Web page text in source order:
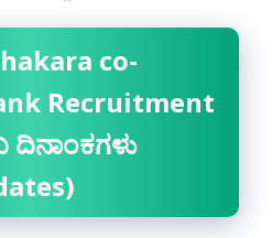
co-
Recruitment
ದಿನಾಂಕಗಳು